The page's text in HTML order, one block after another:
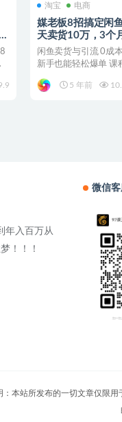
淘宝 电商
媒老板8招搞定闲
天卖货10万，3个
闲鱼卖货与引流 0成
新手也能轻松爆单 课
5 年前
年入百万从
！！！
微信客
本站所发布的一切文章仅限